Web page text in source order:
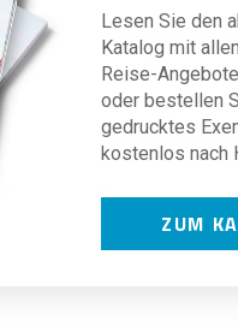
Lesen Sie den
Katalog mit
Reise-
oder bestellen
gedrucktes
kostenlos nach
ZUM